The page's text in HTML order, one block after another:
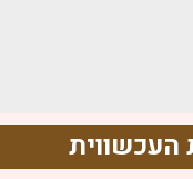
העכשווית